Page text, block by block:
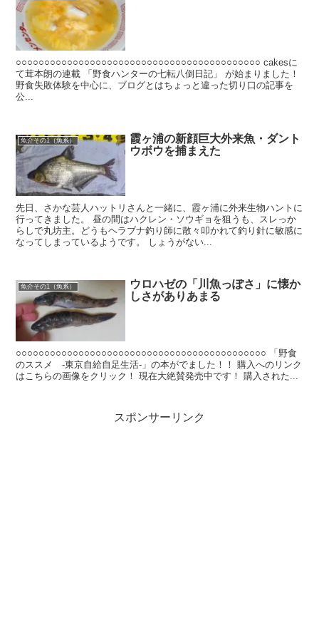
○○○○○○○○○○○○○○○○○○○○○○○○○○○○○○○○○○○○○○○○○○○ cakesに
て茸本朗の連載 「野食ハンターの七転八倒日記」 が始まりました！
野食失敗体験を中心に、ブログとはちょっと違った切り口の記事を
公...
魚介その1（魚系）
霞ヶ浦の新顔巨大外来魚・ダント
ウボウを捕まえた
先日、さかな芸人ハットリさんと一緒に、霞ヶ浦に外来生物ハントに
行ってきました。 昼の間はハクレン・ソウギョを狙うも、スレっか
らしで丸坊主。どうもヘラブナ釣り師に散々叩かれて釣り針に敏感に
なってしまっているようです。 しょうがない...
魚介その1（魚系）
ウロハゼの「川魚っぽさ」に懐か
しさがありあまる
○○○○○○○○○○○○○○○○○○○○○○○○○○○○○○○○○○○○○○○○○○○○ 「野食
のススメ -東京自給自足生活-」の本がでました！！ 購入へのリンク
はこちらの画像をクリック！ 現在大絶賛発売中です！ 購入された...
スポンサーリンク